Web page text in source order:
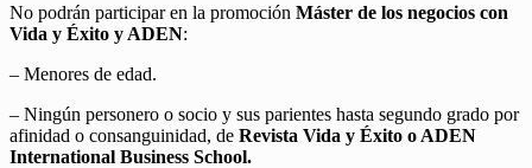
No podrán participar en la promoción Máster de los negocios con
Vida y Éxito y ADEN:
– Menores de edad.
– Ningún personero o socio y sus parientes hasta segundo grado por
afinidad o consanguinidad, de Revista Vida y Éxito o ADEN
International Business School.